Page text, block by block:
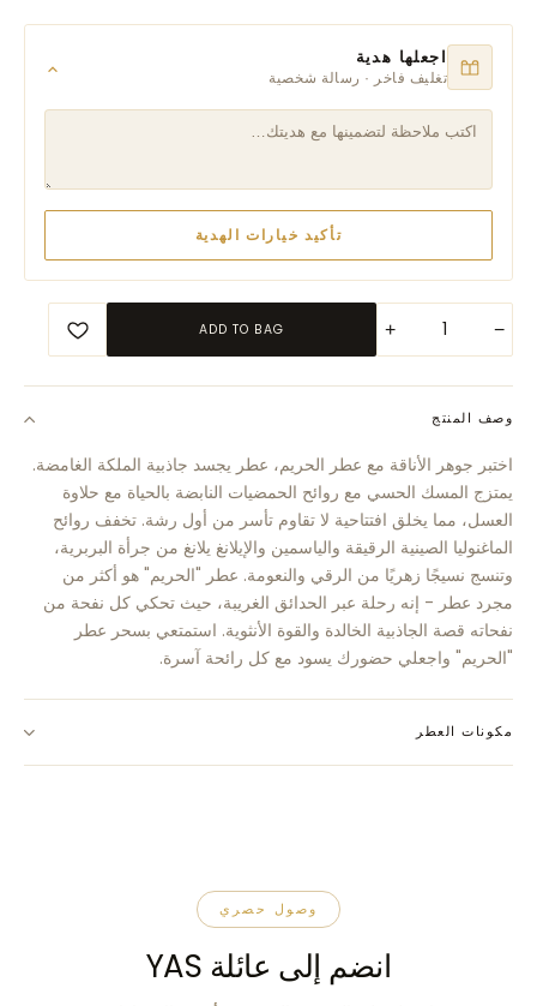
اجعلها هدية
تغليف فاخر · رسالة شخصية
تأكيد خيارات الهدية
−
+
ADD TO BAG
وصف المنتج
اختبر جوهر الأناقة مع عطر الحريم، عطر يجسد جاذبية الملكة الغامضة.
يمتزج المسك الحسي مع روائح الحمضيات النابضة بالحياة مع حلاوة
العسل، مما يخلق افتتاحية لا تقاوم تأسر من أول رشة. تخفف روائح
الماغنوليا الصينية الرقيقة والياسمين والإيلانغ يلانغ من جرأة البربرية،
وتنسج نسيجًا زهريًا من الرقي والنعومة. عطر "الحريم" هو أكثر من
مجرد عطر - إنه رحلة عبر الحدائق الغريبة، حيث تحكي كل نفحة من
نفحاته قصة الجاذبية الخالدة والقوة الأنثوية. استمتعي بسحر عطر
"الحريم" واجعلي حضورك يسود مع كل رائحة آسرة.
مكونات العطر
وصول حصري
انضم إلى عائلة YAS